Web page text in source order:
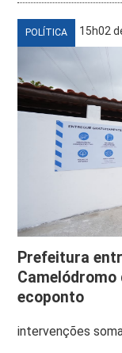
POLÍTICA 15h02
Prefeitura
Camelódromo
ecoponto
intervenções